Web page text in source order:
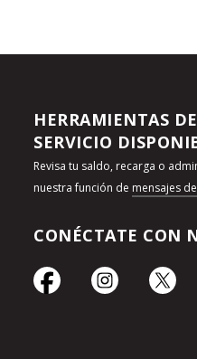
HERRAMIENTAS
SERVICIO
Revisa tu saldo, recarga o
nuestra función de mensajes
CONÉCTATE CON